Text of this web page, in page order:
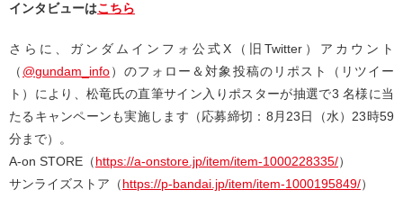
インタビューはこちら
さらに、ガンダムインフォ公式X（旧Twitter）アカウント
（ @gundam_info）のフォロー＆対象投稿のリポスト（リツイー
ト）により、松⻯⽒の直筆サイン⼊りポスターが抽選で3 名様に当
たるキャンペーンも実施します（応募締切：8⽉23⽇（⽔）23時59
分まで）。
A-on STORE（https://a-onstore.jp/item/item-1000228335/）
サンライズストア（https://p-bandai.jp/item/item-1000195849/）